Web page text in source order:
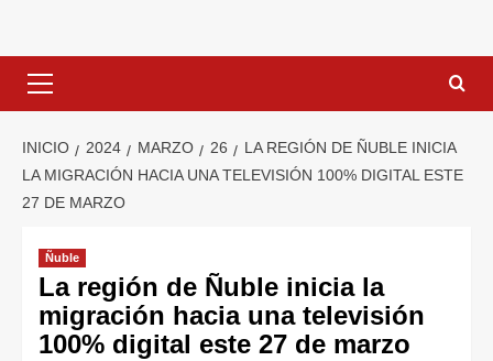
INICIO 2024 MARZO 26
LA REGIÓN DE ÑUBLE INICIA
LA MIGRACIÓN HACIA UNA TELEVISIÓN 100% DIGITAL ESTE
27 DE MARZO
Ñuble
La región de Ñuble inicia la
migración hacia una televisión
100% digital este 27 de marzo